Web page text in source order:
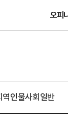
오피
역인물사회일반